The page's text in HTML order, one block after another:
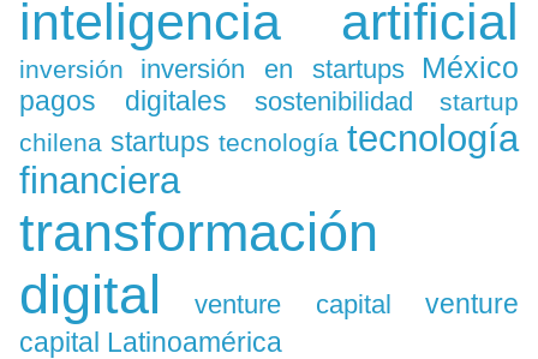
inteligencia artificial
inversión inversión en startups México
pagos digitales sostenibilidad
startup
chilena startups tecnología tecnología
financiera
transformación
digital
venture capital
venture
capital Latinoamérica